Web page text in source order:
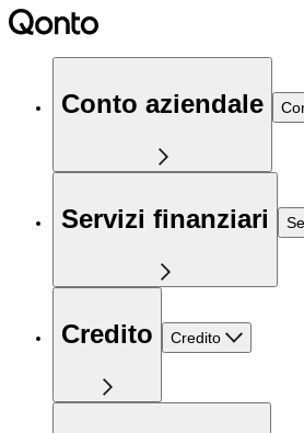
Conto aziendale
Servizi finanziari
Credito Credito